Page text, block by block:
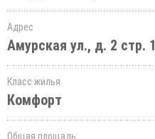
Адрес
Амурская ул., д. 2 стр. 1
Класс жилья
Комфорт
Общая площадь